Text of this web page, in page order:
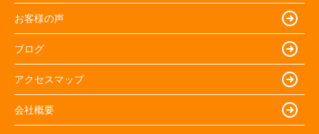
お客様の声
ブログ
アクセスマップ
会社概要